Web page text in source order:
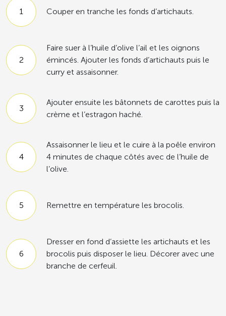
Couper en tranche les fonds d’artichauts.
Faire suer à l’huile d’olive l’ail et les oignons
émincés. Ajouter les fonds d’artichauts puis le
curry et assaisonner.
Ajouter ensuite les bâtonnets de carottes puis la
crème et l’estragon haché.
Assaisonner le lieu et le cuire à la poêle environ
4 minutes de chaque côtés avec de l’huile de
l’olive.
Remettre en température les brocolis.
Dresser en fond d’assiette les artichauts et les
brocolis puis disposer le lieu. Décorer avec une
branche de cerfeuil.